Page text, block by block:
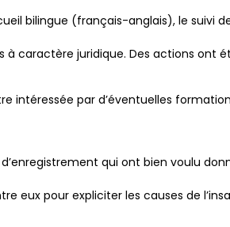
bilingue (français-anglais), le suivi
à caractère juridique. Des actions ont
par d’éventuelles
qui ont bien voulu
eux pour expliciter les causes de